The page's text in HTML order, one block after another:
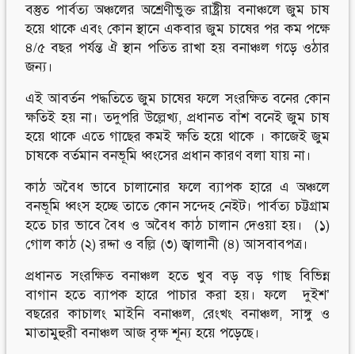
বস্তুত পার্বত্য অঞ্চলের অশ্রেণীভুক্ত রাষ্ট্রীয় বনাঞ্চলে জুম চাষ
হয়ে থাকে এবং কোন স্থানে একবার জুম চাষের পর কম পক্ষে
৪/৫ বছর পর্যন্ত ঐ স্থান পতিত রাখা হয় বনাঞ্চল গড়ে ওঠার
জন্য।
এই আবর্তন পদ্ধতিতে জুম চাষের ফলে সংরক্ষিত বনের কোন
ক্ষতিই হয় না। তদুপরি উল্লেখ্য, প্রধানত বাঁশ বনেই জুম চাষ
হয়ে থাকে এতে গাছের কমই ক্ষতি হয়ে থাকে । কাজেই জুম
চাষকে বর্তমান বনভূমি ধ্বংসের প্রধান কারণ বলা যায় না।
কাঠ অবৈধ ভাবে চালানোর ফলে ব্যাপক হারে এ অঞ্চলে
বনভূমি ধ্বংস হচ্ছে তাতে কোন সন্দেহ নেইট। পার্বত্য চট্টগ্রাম
হতে চার ভাবে বৈধ ও অবৈধ কাঠ চালান দেওয়া হয়। (১)
গোল কাঠ (২) রদ্দা ও বল্লি (৩) জ্বালানী (৪) আসবাবপত্র।
প্রধানত সংরক্ষিত বনাঞ্চল হতে খুব বড় বড় গাছ বিভিন্ন
বাগান হতে ব্যাপক হারে পাচার করা হয়। ফলে দুইশ’
বছরের কাচালং মাইনি বনাঞ্চল, রেংখং বনাঞ্চল, সাঙ্গু ও
মাতামুহুরী বনাঞ্চল আজ বৃক্ষ শূন্য হয়ে পড়েছে।